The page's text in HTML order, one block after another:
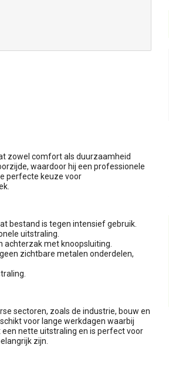
zowel comfort als duurzaamheid
waardoor hij een professionele
perfecte keuze voor
bestand is tegen intensief gebruik.
uitstraling.
achterzak met knoopsluiting.
zichtbare metalen onderdelen,
sectoren, zoals de industrie, bouw en
voor lange werkdagen waarbij
nette uitstraling en is perfect voor
zijn.